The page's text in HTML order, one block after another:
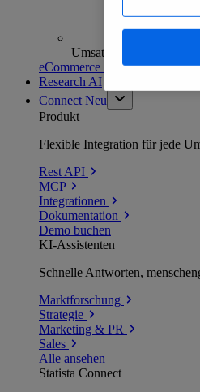
Umsatzanalysen und -
eCommerce Insights
Research AI
Connect Neu
Produkt
Flexible Integration für jede
Rest API
MCP
Integrationen
Dokumentation
Demo buchen
KI-Assistenten
Schnelle Antworten,
Marktforschung
Strategie
Marketing & PR
Sales
Alle ansehen
Statista Connect